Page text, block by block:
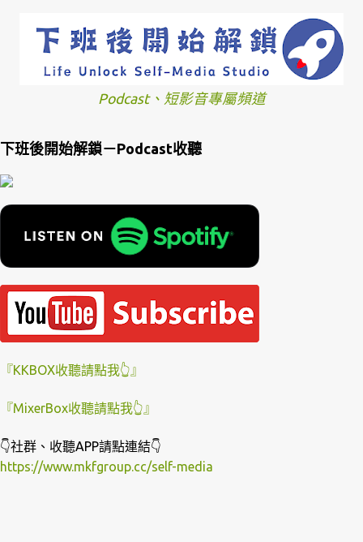
Podcast、短影音專屬頻道
下班後開始解鎖－Podcast收聽
『KKBOX收聽請點我👆』
『MixerBox收聽請點我👆』
👇社群、收聽APP請點連結👇
https://www.mkfgroup.cc/self-media